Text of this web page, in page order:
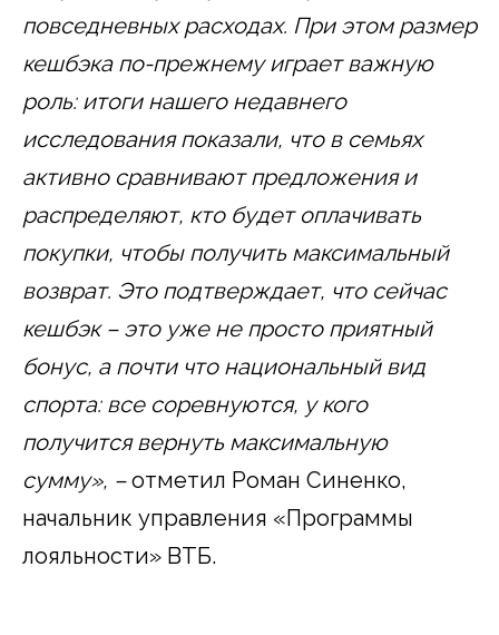
повседневных расходах. При этом размер
кешбэка по-прежнему играет важную
роль: итоги нашего недавнего
исследования показали, что в семьях
активно сравнивают предложения и
распределяют, кто будет оплачивать
покупки, чтобы получить максимальный
возврат. Это подтверждает, что сейчас
кешбэк – это уже не просто приятный
бонус, а почти что национальный вид
спорта: все соревнуются, у кого
получится вернуть максимальную
сумму», –отметил Роман Синенко,
начальник управления «Программы
лояльности» ВТБ.